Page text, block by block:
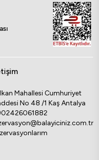
Mahallesi Cumhuriyet
No 48 /1 Kaş Antalya